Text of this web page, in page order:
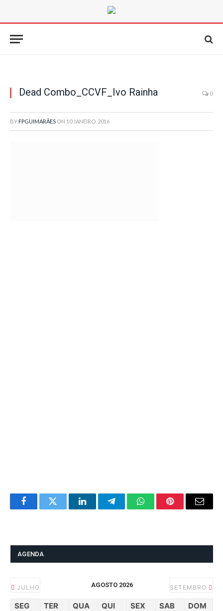
Dead Combo_CCVF_Ivo Rainha 0
BY FPGUIMARÃES ON 10 JANEIRO, 2016
FacebookTwitter LinkedInTelegramWhatsAppPinterestEmail
AGENDA
JULHO AGOSTO 2026 SETEMBRO
SEG TER QUA QUI SEX SAB DOM